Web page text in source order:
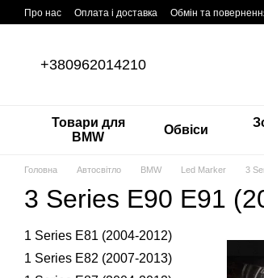
Перейти до основного контенту
Про нас Оплата і доставка Обмін та
+380962014210
Товари для
BMW
Обвіси
Головна Автосвітло BMW Led Marker 3
3 Series E90 E91
1 Series Е81 (2004-2012)
1 Series E82 (2007-2013)